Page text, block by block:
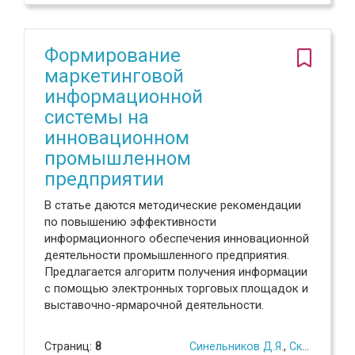
Формирование
маркетинговой
информационной
системы на
инновационном
промышленном
предприятии
В статье даются методические рекомендации
по повышению эффективности
информационного обеспечения инновационной
деятельности промышленного предприятия.
Предлагается алгоритм получения информации
с помощью электронных торговых площадок и
выставочно-ярмарочной деятельности.
Страниц: 8 Синельников Д.Я. , Скляр Е.Н.